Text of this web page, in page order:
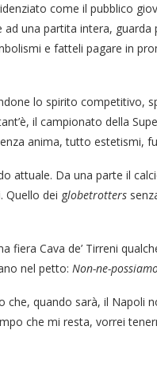
come il pubblico
una partita intera, guarda
e fatteli pagare in
lo spirito competitivo,
il campionato della
anima, tutto estetismi,
attuale. Da una parte il
Quello dei globetrotters
fiera Cava de’ Tirreni
nel petto: Non-ne-
quando sarà, il Napoli
che mi resta, vorrei